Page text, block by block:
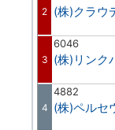
2 (株)クラウ
3
6046
(株)リンク
4
4882
(株)ペルセ